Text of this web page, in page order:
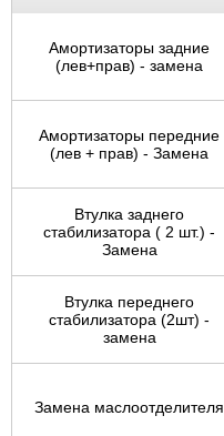
Амортизаторы задние
(лев+прав) - замена
Амортизаторы передние
(лев + прав) - Замена
Втулка заднего
стабилизатора ( 2 шт.) -
Замена
Втулка переднего
стабилизатора (2шт) -
замена
Замена маслоотделителя